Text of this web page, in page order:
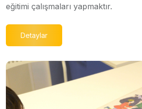
eğitimi çalışmaları yapmaktır.
Detaylar